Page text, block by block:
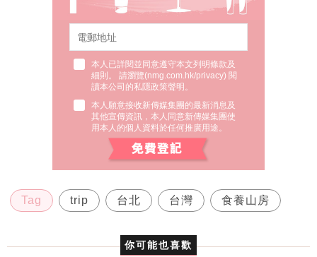
本人已詳閱並同意遵守本文列明條款及
細則。 請瀏覽(nmg.com.hk/privacy) 閱
讀本公司的私隱政策聲明。
本人願意接收新傳媒集團的最新消息及
其他宣傳資訊，本人同意新傳媒集團使
用本人的個人資料於任何推廣用途。
Tag trip 台北 台灣 食養山房
你可能也喜歡